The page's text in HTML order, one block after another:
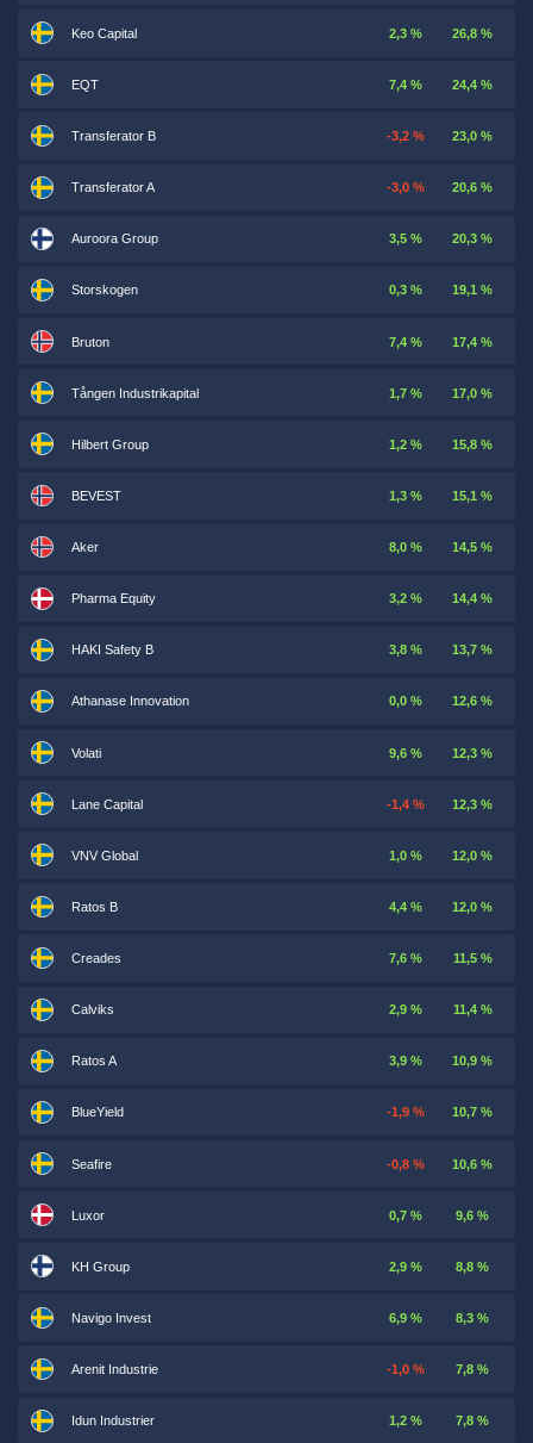
Keo Capital 2,3 % 26,8 %
EQT 7,4 % 24,4 %
Transferator B -3,2 % 23,0 %
Transferator A -3,0 % 20,6 %
Auroora Group 3,5 % 20,3 %
Storskogen 0,3 % 19,1 %
Bruton 7,4 % 17,4 %
Tången Industrikapital 1,7 % 17,0 %
Hilbert Group 1,2 % 15,8 %
BEVEST 1,3 % 15,1 %
Aker 8,0 % 14,5 %
Pharma Equity 3,2 % 14,4 %
HAKI Safety B 3,8 % 13,7 %
Athanase Innovation 0,0 % 12,6 %
Volati 9,6 % 12,3 %
Lane Capital -1,4 % 12,3 %
VNV Global 1,0 % 12,0 %
Ratos B 4,4 % 12,0 %
Creades 7,6 % 11,5 %
Calviks 2,9 % 11,4 %
Ratos A 3,9 % 10,9 %
BlueYield -1,9 % 10,7 %
Seafire -0,8 % 10,6 %
Luxor 0,7 % 9,6 %
KH Group 2,9 % 8,8 %
Navigo Invest 6,9 % 8,3 %
Arenit Industrie -1,0 % 7,8 %
Idun Industrier 1,2 % 7,8 %